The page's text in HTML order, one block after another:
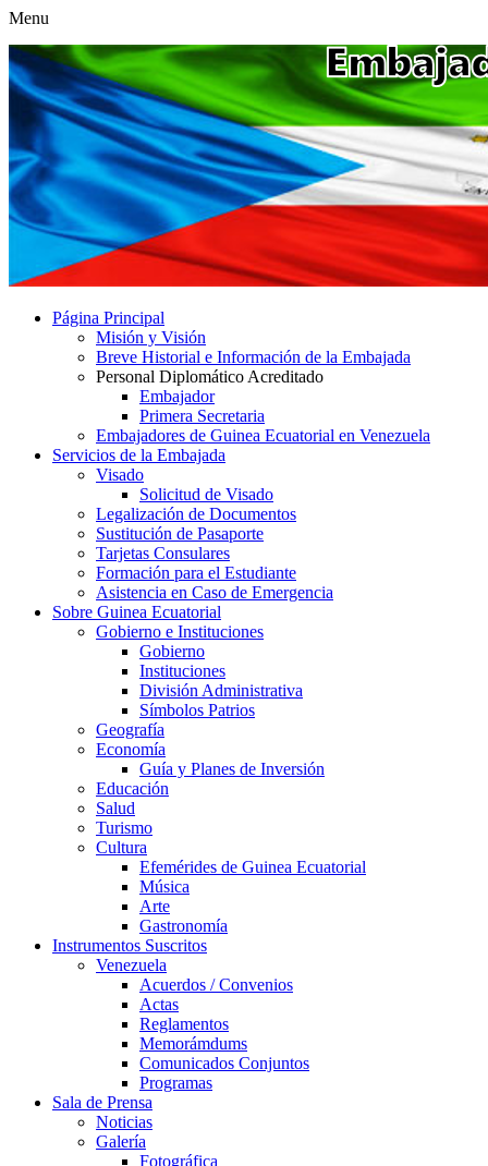
Menu
Página Principal
Misión y Visión
Breve Historial e Información de la Embajada
Personal Diplomático Acreditado
Embajador
Primera Secretaria
Embajadores de Guinea Ecuatorial en Venezuela
Servicios de la Embajada
Visado
Solicitud de Visado
Legalización de Documentos
Sustitución de Pasaporte
Tarjetas Consulares
Formación para el Estudiante
Asistencia en Caso de Emergencia
Sobre Guinea Ecuatorial
Gobierno e Instituciones
Gobierno
Instituciones
División Administrativa
Símbolos Patrios
Geografía
Economía
Guía y Planes de Inversión
Educación
Salud
Turismo
Cultura
Efemérides de Guinea Ecuatorial
Música
Arte
Gastronomía
Instrumentos Suscritos
Venezuela
Acuerdos / Convenios
Actas
Reglamentos
Memorámdums
Comunicados Conjuntos
Programas
Sala de Prensa
Noticias
Galería
Fotográfica